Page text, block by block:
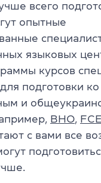
всего
опытные
языковых
курсов
подготовки
и
ВНО, FCE
с вами все